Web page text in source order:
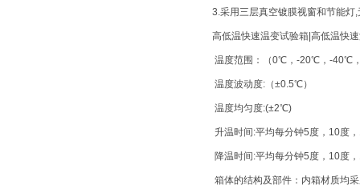
3.采用三层真空镀膜视窗和节能灯
高低温快速温变试验箱|高低温快
温度范围：（0℃，-20℃，-40℃
温度波动度:（±0.5℃）
温度均匀度:(±2℃)
升温时间:平均每分钟5度，10度
降温时间:平均每分钟5度，10度
箱体的结构及部件：内箱材质均